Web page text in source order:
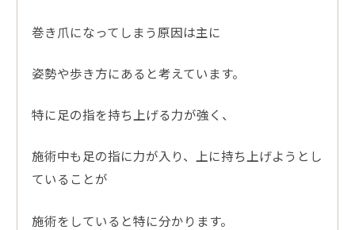
巻き爪になってしまう原因は主に
姿勢や歩き方にあると考えています。
特に足の指を持ち上げる力が強く、
施術中も足の指に力が入り、上に持ち上げようとし
ていることが
施術をしていると特に分かります。